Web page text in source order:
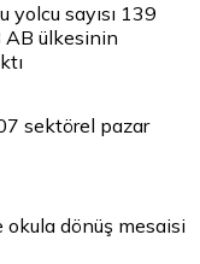
yolcu sayısı 139
AB ülkesinin
sektörel pazar
okula dönüş mesaisi